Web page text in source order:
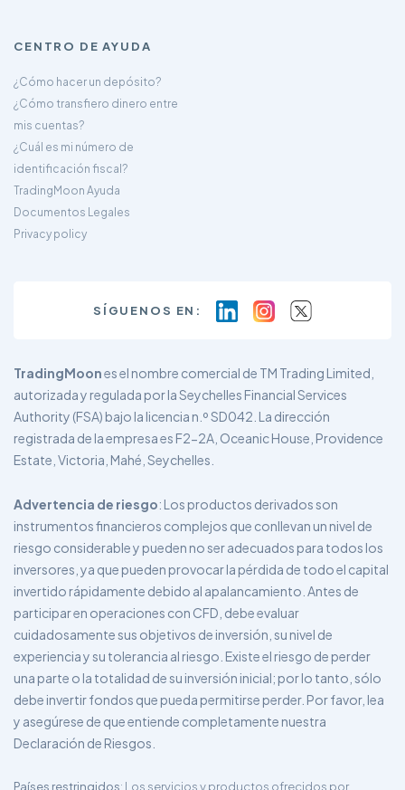
CENTRO DE AYUDA
¿Cómo hacer un depósito?
¿Cómo transfiero dinero entre
mis cuentas?
¿Cuál es mi número de
identificación fiscal?
TradingMoon Ayuda
Documentos Legales
Privacy policy
SÍGUENOS EN:
TradingMoones el nombre comercial de TM Trading Limited,
autorizada y regulada por la Seychelles Financial Services
Authority (FSA) bajo la licencia n.º SD042. La dirección
registrada de la empresa es F2-2A, Oceanic House, Providence
Estate, Victoria, Mahé, Seychelles.
Advertencia de riesgo: Los productos derivados son
instrumentos financieros complejos que conllevan un nivel de
riesgo considerable y pueden no ser adecuados para todos los
inversores, ya que pueden provocar la pérdida de todo el capital
invertido rápidamente debido al apalancamiento. Antes de
participar en operaciones con CFD, debe evaluar
cuidadosamente sus objetivos de inversión, su nivel de
experiencia y su tolerancia al riesgo. Existe el riesgo de perder
una parte o la totalidad de su inversión inicial; por lo tanto, sólo
debe invertir fondos que pueda permitirse perder. Por favor, lea
y asegúrese de que entiende completamente nuestra
Declaración de Riesgos.
Países restringidos: Los servicios y productos ofrecidos por